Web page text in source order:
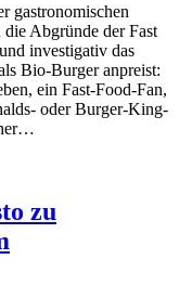
gastronomischen
Abgründe der Fast
investigativ das
Bio-Burger anpreist:
ein Fast-Food-Fan,
oder Burger-King-
zu